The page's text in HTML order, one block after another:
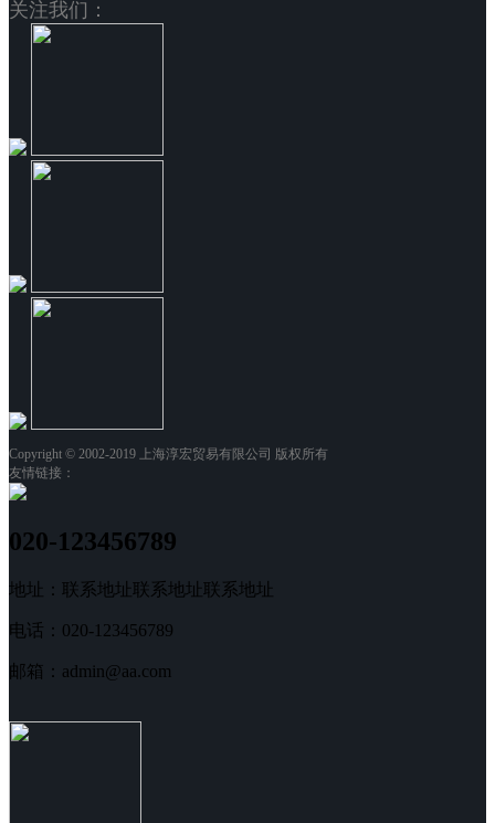
关注我们：
Copyright © 2002-2019 上海淳宏贸易有限公司 版权所有
友情链接：
020-123456789
地址：联系地址联系地址联系地址
电话：020-123456789
邮箱：admin@aa.com